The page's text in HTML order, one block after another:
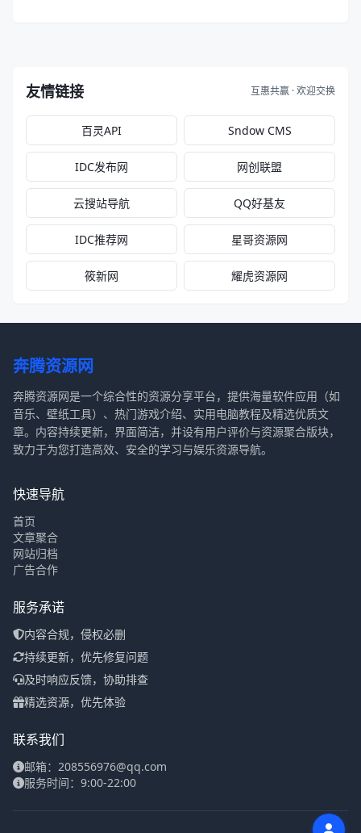
友情链接 互惠共赢 · 欢迎交换
百灵API Sndow CMS
IDC发布网 网创联盟
云搜站导航 QQ好基友
IDC推荐网 星哥资源网
筱新网 耀虎资源网
奔腾资源网
奔腾资源网是一个综合性的资源分享平台，提供海量软件应用（如
音乐、壁纸工具）、热门游戏介绍、实用电脑教程及精选优质文
章。内容持续更新，界面简洁，并设有用户评价与资源聚合版块，
致力于为您打造高效、安全的学习与娱乐资源导航。
快速导航
首页
文章聚合
网站归档
广告合作
服务承诺
内容合规，侵权必删
持续更新，优先修复问题
及时响应反馈，协助排查
精选资源，优先体验
联系我们
邮箱：208556976@qq.com
服务时间：9:00-22:00